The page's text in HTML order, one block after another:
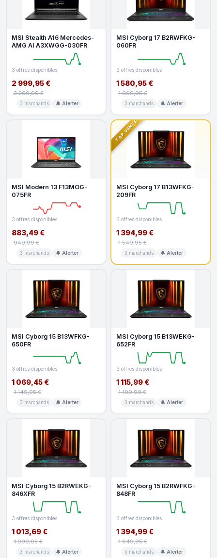
MSI Stealth A16 Mercedes-
AMG AI A3XWGG-030FR
3 offres disponibles
2 999,95 €
3 299,99 €
3 marchands 🔔 Alerter
MSI Cyborg 17 B2RWFKG-
060FR
3 offres disponibles
1 580,95 €
1 699,95 €
3 marchands 🔔 Alerter
MSI Modern 13 F13MOG-
075FR
3 offres disponibles
883,49 €
949,99 €
3 marchands 🔔 Alerter
TOP VENTE
MSI Cyborg 17 B13WFKG-
209FR
3 offres disponibles
1 394,99 €
1 549,95 €
3 marchands 🔔 Alerter
MSI Cyborg 15 B13WFKG-
650FR
3 offres disponibles
1 069,45 €
1 149,95 €
3 marchands 🔔 Alerter
MSI Cyborg 15 B13WEKG-
652FR
3 offres disponibles
1 115,99 €
1 199,99 €
3 marchands 🔔 Alerter
MSI Cyborg 15 B2RWEKG-
846XFR
3 offres disponibles
1 013,69 €
1 099,95 €
3 marchands 🔔 Alerter
MSI Cyborg 15 B2RWFKG-
848FR
3 offres disponibles
1 394,99 €
1 649,95 €
3 marchands 🔔 Alerter